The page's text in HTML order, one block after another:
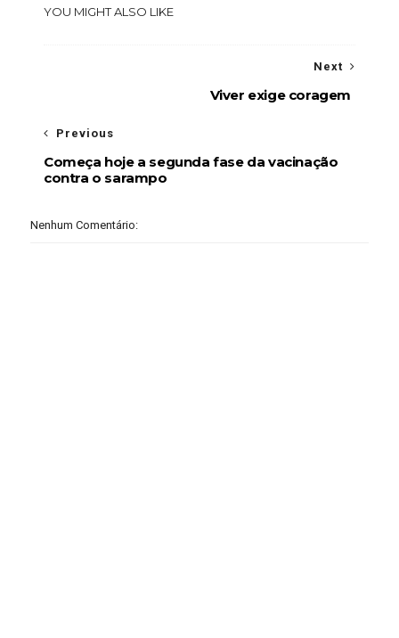
YOU MIGHT ALSO LIKE
Next
Viver exige coragem
Previous
Começa hoje a segunda fase da vacinação
contra o sarampo
Nenhum Comentário: